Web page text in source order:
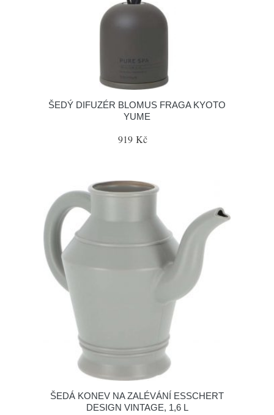
ŠEDÝ DIFUZÉR BLOMUS FRAGA KYOTO
YUME
919 Kč
ŠEDÁ KONEV NA ZALÉVÁNÍ ESSCHERT
DESIGN VINTAGE, 1,6 L